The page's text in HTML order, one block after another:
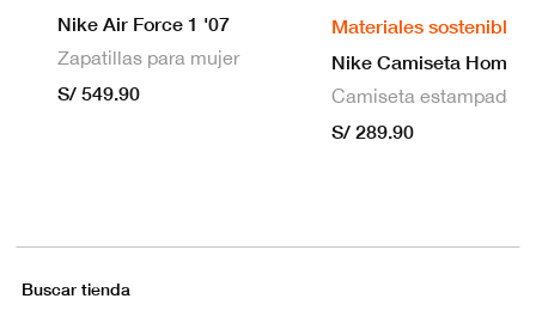
Nike Air Force 1 '07
Zapatillas para mujer
S/ 549.90
Materiales sostenibles
S/ 289.90
Buscar tienda